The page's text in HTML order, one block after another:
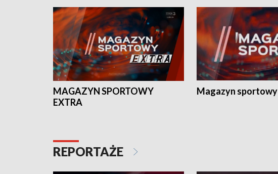
MAGAZYN SPORTOWY
EXTRA
Magazyn sportowy
REPORTAŻE